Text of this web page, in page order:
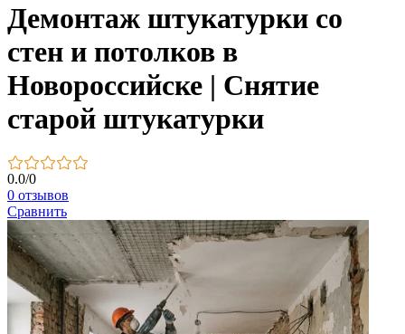
Демонтаж штукатурки со
стен и потолков в
Новороссийске | Снятие
старой штукатурки
0.0/0
0 отзывов
Сравнить